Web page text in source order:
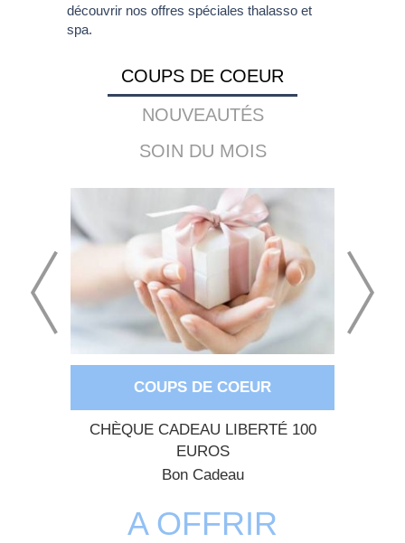
découvrir nos offres spéciales thalasso et
spa.
COUPS DE COEUR
NOUVEAUTÉS
SOIN DU MOIS
COUPS DE COEUR
CHÈQUE CADEAU LIBERTÉ 100
EUROS
Bon Cadeau
A OFFRIR